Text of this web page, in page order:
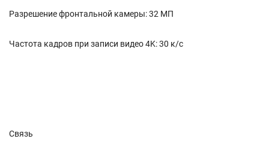
Разрешение фронтальной камеры: 32 МП
Частота кадров при записи видео 4K: 30 к/c
Связь